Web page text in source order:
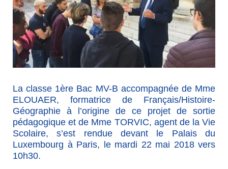
La classe 1ère Bac MV-B accompagnée de Mme
ELOUAER, formatrice de Français/Histoire-
Géographie à l’origine de ce projet de sortie
pédagogique et de Mme TORVIC, agent de la Vie
Scolaire, s’est rendue devant le Palais du
Luxembourg à Paris, le mardi 22 mai 2018 vers
10h30.